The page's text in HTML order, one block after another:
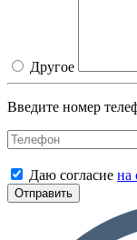
Другое
Введите номер
Даю согласие на
Отправить